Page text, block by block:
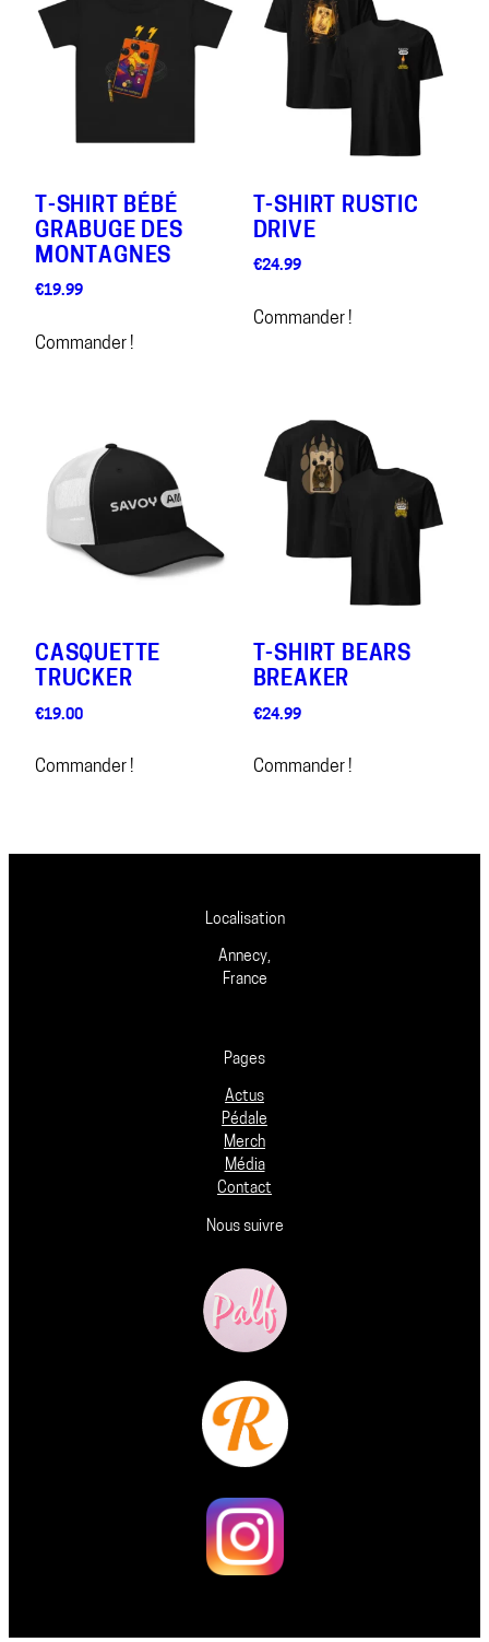
T-SHIRT BÉBÉ
GRABUGE DES
MONTAGNES
€19.99
Commander !
T-SHIRT RUSTIC
DRIVE
€24.99
Commander !
CASQUETTE
TRUCKER
€19.00
Commander !
T-SHIRT BEARS
BREAKER
€24.99
Commander !
Localisation
Annecy,
France
Pages
Actus
Pédale
Merch
Média
Contact
Nous suivre